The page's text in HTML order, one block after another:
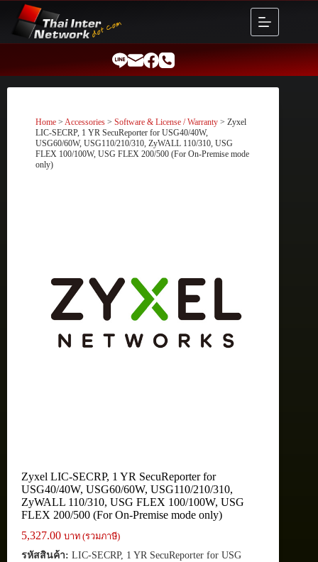
content
Home > Accessories > Software & License / Warranty > Zyxel
LIC-SECRP, 1 YR SecuReporter for USG40/40W,
USG60/60W, USG110/210/310, ZyWALL 110/310, USG
FLEX 100/100W, USG FLEX 200/500 (For On-Premise mode
only)
Zyxel LIC-SECRP, 1 YR SecuReporter for
USG40/40W, USG60/60W, USG110/210/310,
ZyWALL 110/310, USG FLEX 100/100W, USG
FLEX 200/500 (For On-Premise mode only)
5,327.00 บาท (รวมภาษี)
รหัสสินค้า: LIC-SECRP, 1 YR SecuReporter for USG